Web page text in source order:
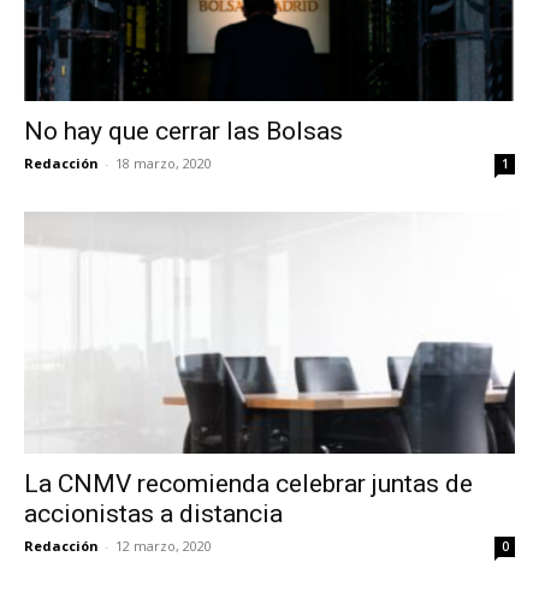
No hay que cerrar las Bolsas
Redacción - 18 marzo, 2020 1
La CNMV recomienda celebrar juntas de
accionistas a distancia
Redacción - 12 marzo, 2020 0